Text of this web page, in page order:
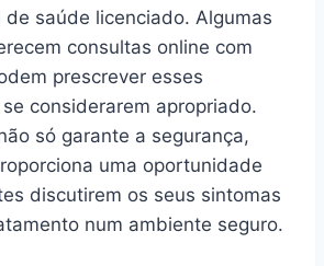
de saúde licenciado. Algumas
consultas online com
prescrever esses
considerarem apropriado.
só garante a segurança,
uma oportunidade
discutirem os seus sintomas
num ambiente seguro.